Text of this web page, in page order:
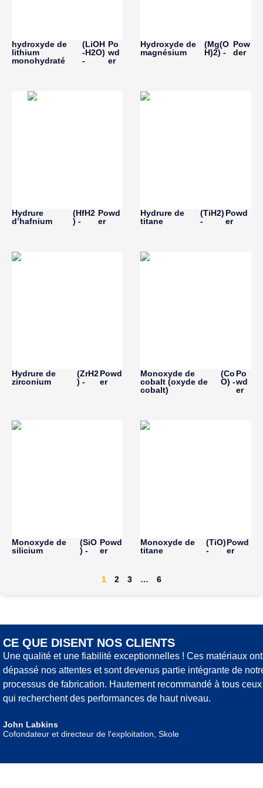
hydroxyde de
lithium
monohydraté
(LiOH
-H2O)
-
Po
wd
er
Hydroxyde de
magnésium
(Mg(O
H)2) -
Pow
der
Hydrure
d’hafnium
(HfH2
) -
Powd
er
Hydrure de
titane
(TiH2)
-
Powd
er
Hydrure de
zirconium
(ZrH2
) -
Powd
er
Monoxyde de
cobalt (oxyde de
cobalt)
(Co
O) -
Po
wd
er
Monoxyde de
silicium
(SiO
) -
Powd
er
Monoxyde de
titane
(TiO)
-
Powd
er
1 2 3 … 6
CE QUE DISENT NOS CLIENTS
Une qualité et une fiabilité exceptionnelles ! Ces matériaux ont
dépassé nos attentes et sont devenus partie intégrante de
processus de fabrication. Hautement recommandé à tous ceux
qui recherchent des performances de haut niveau.
John Labkins
Cofondateur et directeur de l'exploitation, Skole